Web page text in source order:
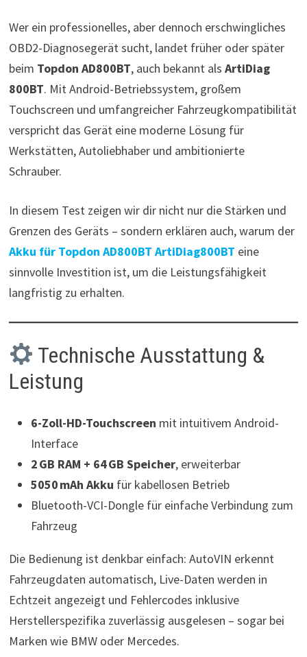
Wer ein professionelles, aber dennoch erschwingliches
OBD2-Diagnosegerät sucht, landet früher oder später
beim Topdon AD800BT, auch bekannt als ArtiDiag
800BT. Mit Android-Betriebssystem, großem
Touchscreen und umfangreicher Fahrzeugkompatibilität
verspricht das Gerät eine moderne Lösung für
Werkstätten, Autoliebhaber und ambitionierte
Schrauber.
In diesem Test zeigen wir dir nicht nur die Stärken und
Grenzen des Geräts – sondern erklären auch, warum der
Akku für Topdon AD800BT ArtiDiag800BT eine
sinnvolle Investition ist, um die Leistungsfähigkeit
langfristig zu erhalten.
Technische Ausstattung &
Leistung
6-Zoll-HD-Touchscreen mit intuitivem Android-
Interface
2 GB RAM + 64 GB Speicher, erweiterbar
5050 mAh Akku für kabellosen Betrieb
Bluetooth-VCI-Dongle für einfache Verbindung zum
Fahrzeug
Die Bedienung ist denkbar einfach: AutoVIN erkennt
Fahrzeugdaten automatisch, Live-Daten werden in
Echtzeit angezeigt und Fehlercodes inklusive
Herstellerspezifika zuverlässig ausgelesen – sogar bei
Marken wie BMW oder Mercedes.